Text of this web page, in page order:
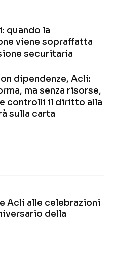
quando la
viene sopraffatta
securitaria
dipendenze, Acli:
ma senza risorse,
controlli il diritto alla
sulla carta
Acli alle celebrazioni
della